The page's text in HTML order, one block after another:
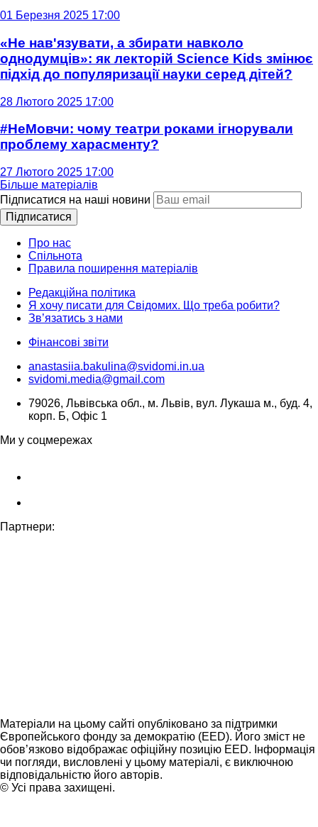
01 Березня 2025 17:00
«Не нав'язувати, а збирати навколо
однодумців»: як лекторій Science Kids змінює
підхід до популяризації науки серед дітей?
28 Лютого 2025 17:00
#НеМовчи: чому театри роками ігнорували
проблему харасменту?
27 Лютого 2025 17:00
Більше матеріалів
Підписатися на наші новини
Підписатися
Про нас
Спільнота
Правила поширення матеріалів
Редакційна політика
Я хочу писати для Свідомих. Що треба робити?
Зв’язатись з нами
Фінансові звіти
anastasiia.bakulina@svidomi.in.ua
svidomi.media@gmail.com
79026, Львівська обл., м. Львів, вул. Лукаша м., буд. 4,
корп. Б, Офіс 1
Ми у соцмережах
Партнери:
Матеріали на цьому сайті опубліковано за підтримки
Європейського фонду за демократію (EED). Його зміст не
обов’язково відображає офіційну позицію EED. Інформація
чи погляди, висловлені у цьому матеріалі, є виключною
відповідальністю його авторів.
© Усі права захищені.